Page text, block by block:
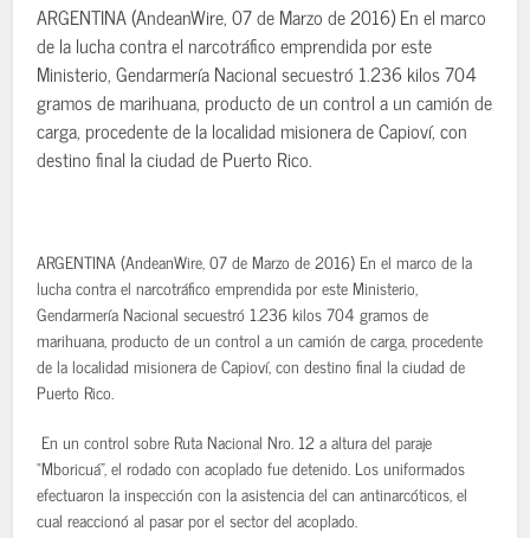
ARGENTINA (AndeanWire, 07 de Marzo de 2016) En el marco
de la lucha contra el narcotráfico emprendida por este
Ministerio, Gendarmería Nacional secuestró 1.236 kilos 704
gramos de marihuana, producto de un control a un camión de
carga, procedente de la localidad misionera de Capioví, con
destino final la ciudad de Puerto Rico.
ARGENTINA (AndeanWire, 07 de Marzo de 2016) En el marco de la
lucha contra el narcotráfico emprendida por este Ministerio,
Gendarmería Nacional secuestró 1.236 kilos 704 gramos de
marihuana, producto de un control a un camión de carga, procedente
de la localidad misionera de Capioví, con destino final la ciudad de
Puerto Rico.
En un control sobre Ruta Nacional Nro. 12 a altura del paraje
“Mboricuá”, el rodado con acoplado fue detenido. Los uniformados
efectuaron la inspección con la asistencia del can antinarcóticos, el
cual reaccionó al pasar por el sector del acoplado.